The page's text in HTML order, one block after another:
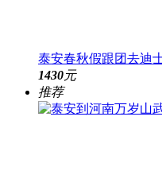
泰安春秋假跟团去迪
1430元
推荐